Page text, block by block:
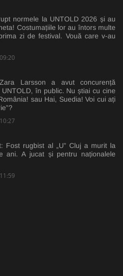
normele la UNTOLD 2026 și au
Costumațiile lor au întors multe
zi de festival. Vouă care v-au
Larsson a avut concurență
în public. Nu știai cu cine
sau Hai, Suedia! Voi cui ați
Fost rugbist al „U” Cluj a murit la
ani. A jucat și pentru naționalele